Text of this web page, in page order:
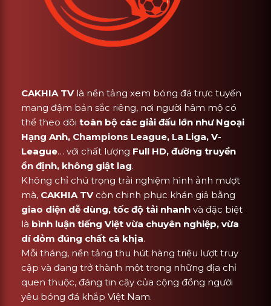
CAKHIA TVlà nền tảng xem bóng đá trực tuyến
mang đậm bản sắc riêng, nơi người hâm mộ có
thể theo dõi toàn bộ các giải đấu lớn như Ngoại
Hạng Anh, Champions League, La Liga, V-
League… với chất lượng Full HD, đường truyền
ổn định, không giật lag.
Không chỉ chú trọng trải nghiệm hình ảnh mượt
mà, CAKHIA TVcòn chinh phục khán giả bằng
giao diện dễ dùng, tốc độ tải nhanh và đặc biệt
là bình luận tiếng Việt vừa chuyên nghiệp, vừa
dí dỏm đúng chất cà khịa.
Mỗi tháng, nền tảng thu hút hàng triệu lượt truy
cập và đang trở thành một trong những địa chỉ
quen thuộc, đáng tin cậy của cộng đồng người
yêu bóng đá khắp Việt Nam.